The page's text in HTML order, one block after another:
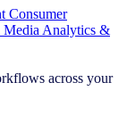
Consumer
Analytics &
across your